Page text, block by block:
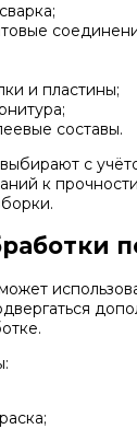
и пластины;
составы.
с
к